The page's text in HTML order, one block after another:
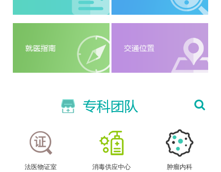
法医物证室 消毒供应中心 肿瘤内科